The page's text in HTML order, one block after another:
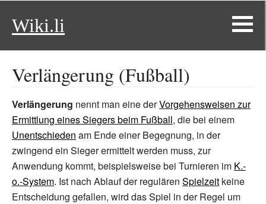
Wiki.li
Verlängerung (Fußball)
Verlängerung nennt man eine derVorgehensweisen zur
Ermittlung eines Siegers beim Fußball, die bei einem
Unentschieden am Ende einer Begegnung, in der
zwingend ein Sieger ermittelt werden muss, zur
Anwendung kommt, beispielsweise bei Turnieren im K.-
o.-System. Ist nach Ablauf der regulären Spielzeit keine
Entscheidung gefallen, wird das Spiel in der Regel um